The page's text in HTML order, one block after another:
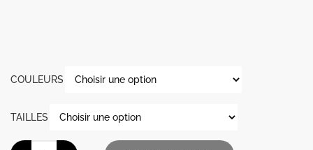
COULEURS
TAILLES